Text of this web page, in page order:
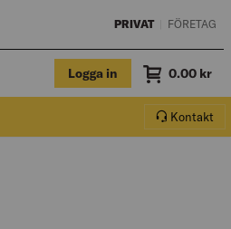
PRIVAT FÖRETAG
Logga in Varukorg.
Summa
0.00 kr
Kontakt